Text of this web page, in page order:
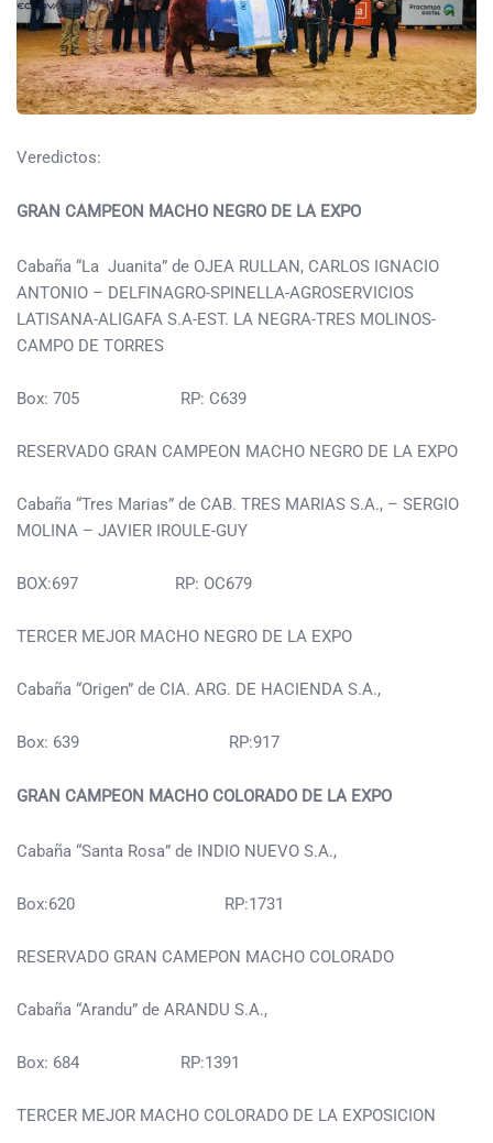
Veredictos:
GRAN CAMPEON MACHO NEGRO DE LA EXPO
Cabaña “La Juanita” de OJEA RULLAN, CARLOS IGNACIO
ANTONIO – DELFINAGRO-SPINELLA-AGROSERVICIOS
LATISANA-ALIGAFA S.A-EST. LA NEGRA-TRES MOLINOS-
CAMPO DE TORRES
Box: 705 RP: C639
RESERVADO GRAN CAMPEON MACHO NEGRO DE LA EXPO
Cabaña “Tres Marias” de CAB. TRES MARIAS S.A., – SERGIO
MOLINA – JAVIER IROULE-GUY
BOX:697 RP: OC679
TERCER MEJOR MACHO NEGRO DE LA EXPO
Cabaña “Origen” de CIA. ARG. DE HACIENDA S.A.,
Box: 639 RP:917
GRAN CAMPEON MACHO COLORADO DE LA EXPO
Cabaña “Santa Rosa” de INDIO NUEVO S.A.,
Box:620 RP:1731
RESERVADO GRAN CAMEPON MACHO COLORADO
Cabaña “Arandu” de ARANDU S.A.,
Box: 684 RP:1391
TERCER MEJOR MACHO COLORADO DE LA EXPOSICION